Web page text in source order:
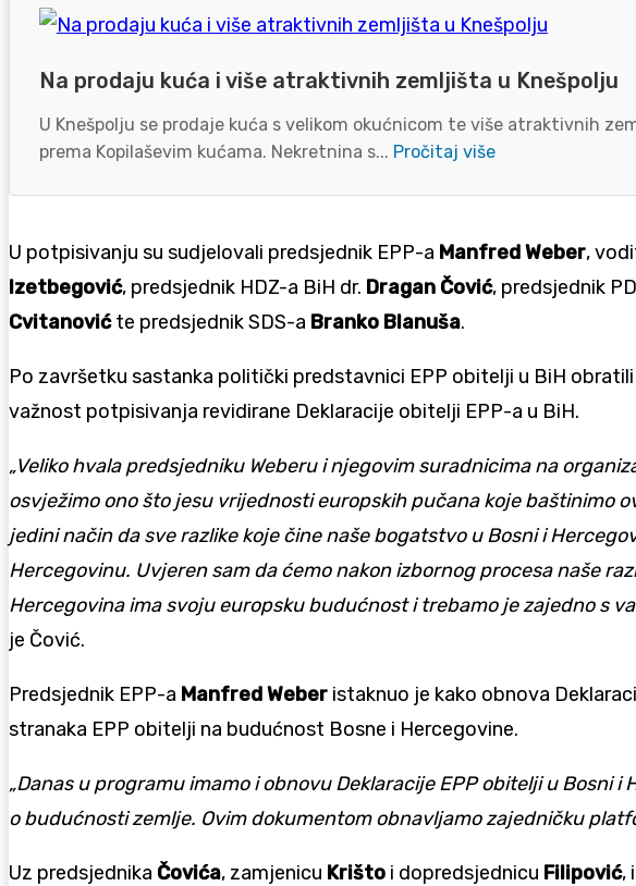
Na prodaju kuća i više atraktivnih zemljišta u Knešpolju
U Knešpolju se prodaje kuća s velikom okućnicom te više atraktivnih
prema Kopilaševim kućama. Nekretnina s... Pročitaj više
U potpisivanju su sudjelovali predsjednik EPP-a Manfred Weber,
Izetbegović, predsjednik HDZ-a BiH dr. Dragan Čović, predsjednik
Cvitanovićte predsjednik SDS-a Branko Blanuša.
Po završetku sastanka politički predstavnici EPP obitelji u BiH
važnost potpisivanja revidirane Deklaracije obitelji EPP-a u BiH.
„Veliko hvala predsjedniku Weberu i njegovim suradnicima na
osvježimo ono što jesu vrijednosti europskih pučana koje baštinimo
jedini način da sve razlike koje čine naše bogatstvo u Bosni i
Hercegovinu. Uvjeren sam da ćemo nakon izbornog procesa naše
Hercegovina ima svoju europsku budućnost i trebamo je zajedno s
je Čović.
Predsjednik EPP-a Manfred Weber istaknuo je kako obnova
stranaka EPP obitelji na budućnost Bosne i Hercegovine.
„Danas u programu imamo i obnovu Deklaracije EPP obitelji u
o budućnosti zemlje. Ovim dokumentom obnavljamo zajedničku
Uz predsjednika Čovića, zamjenicu Krišto i dopredsjednicu Filipović,